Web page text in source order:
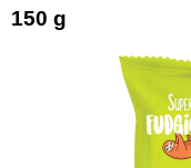
150 g